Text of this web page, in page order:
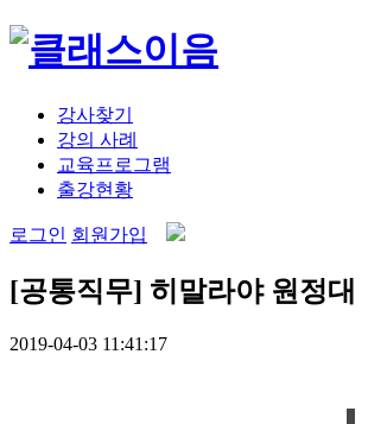
강사찾기
강의 사례
교육프로그램
출강현황
로그인 회원가입
[공통직무] 히말라야 원정대
2019-04-03 11:41:17